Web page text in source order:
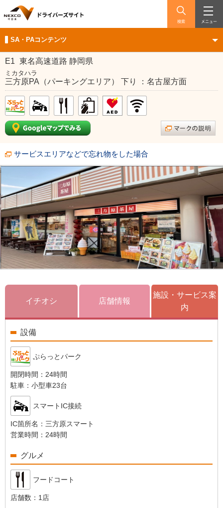
検索 メニュー
SA・PAコンテンツ
E1 東名高速道路 静岡県
ミカタハラ
三方原PA（パーキングエリア） 下り ：名古屋方面
サービスエリアなどで忘れ物をした場合
イチオシ 店舗情報
施設・サービス案
内
設備
ぷらっとパーク
開閉時間： 24時間
駐車： 小型車23台
スマートIC接続
IC箇所名： 三方原スマート
営業時間： 24時間
グルメ
フードコート
店舗数： 1店